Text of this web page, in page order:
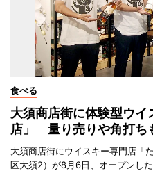
食べる
大須商店街に体験型ウ
店」 量り売りや角打ち
大須商店街にウイスキー専門店「
区大須2）が8月6日、オープンした